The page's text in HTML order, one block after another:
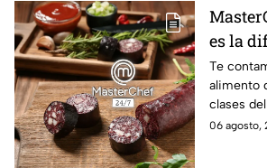
es la
Te
alimento
clases
24/7.
06 agosto,